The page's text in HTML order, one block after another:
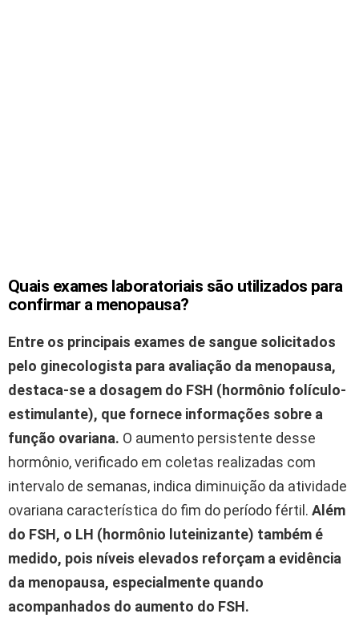
Quais exames laboratoriais são utilizados para
confirmar a menopausa?
Entre os principais exames de sangue solicitados
pelo ginecologista para avaliação da menopausa,
destaca-se a dosagem do FSH (hormônio folículo-
estimulante), que fornece informações sobre a
função ovariana. O aumento persistente desse
hormônio, verificado em coletas realizadas com
intervalo de semanas, indica diminuição da atividade
ovariana característica do fim do período fértil. Além
do FSH, o LH (hormônio luteinizante) também é
medido, pois níveis elevados reforçam a evidência
da menopausa, especialmente quando
acompanhados do aumento do FSH.